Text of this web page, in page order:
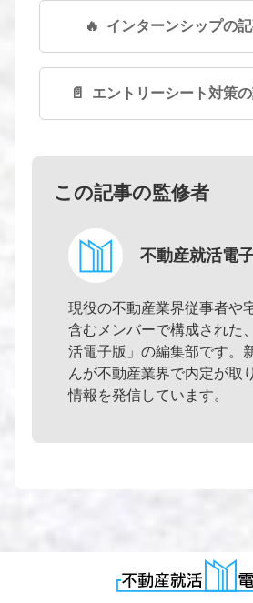
🔥 インターンシップの
📄 エントリーシート対策
この記事の監修者
不動産就活電
現役の不動産業界従事者や
含むメンバーで構成された
活電子版」の編集部です。
んが不動産業界で内定が取
情報を発信しています。